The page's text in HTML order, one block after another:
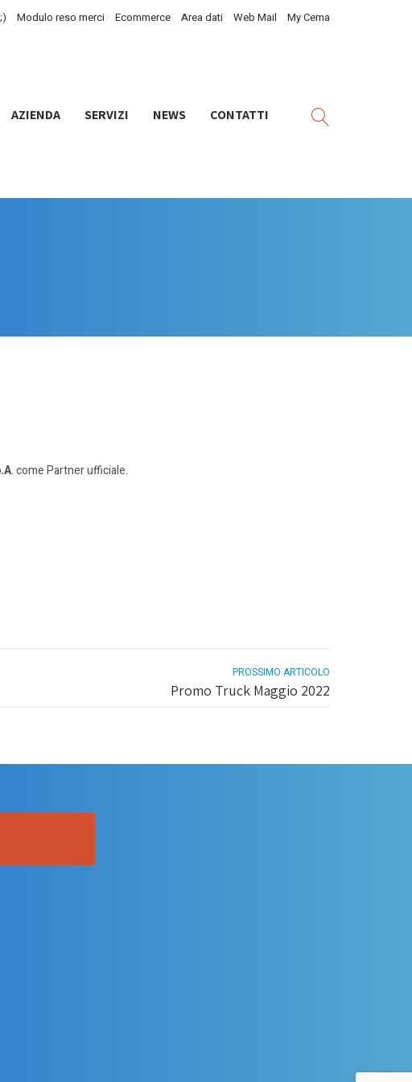
Modulo reso merci Ecommerce Area dati Web Mail My Cema
AZIENDA SERVIZI NEWS CONTATTI
. come Partner ufficiale.
PROSSIMO ARTICOLO
Promo Truck Maggio 2022